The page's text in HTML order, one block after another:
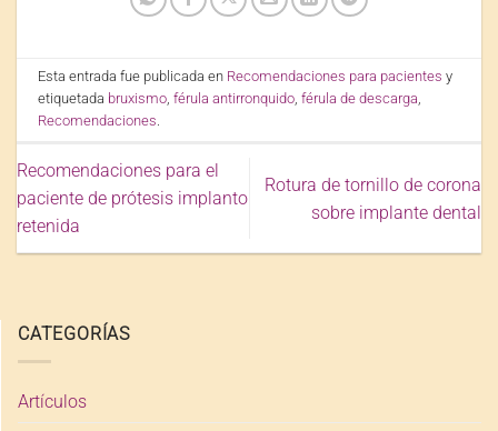
Esta entrada fue publicada en Recomendaciones para pacientes y
etiquetada bruxismo,férula antirronquido,férula de descarga,
Recomendaciones.
Recomendaciones para el
paciente de prótesis implanto
retenida
Rotura de tornillo de corona
sobre implante dental
CATEGORÍAS
Artículos